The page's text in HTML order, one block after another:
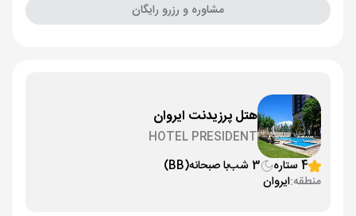
مشاوره و رزرو رایگان
هتل پرزیدنت ایروان
HOTEL PRESIDENT
4 ستاره
3 شب با صبحانه(BB)
منطقه:ایروان